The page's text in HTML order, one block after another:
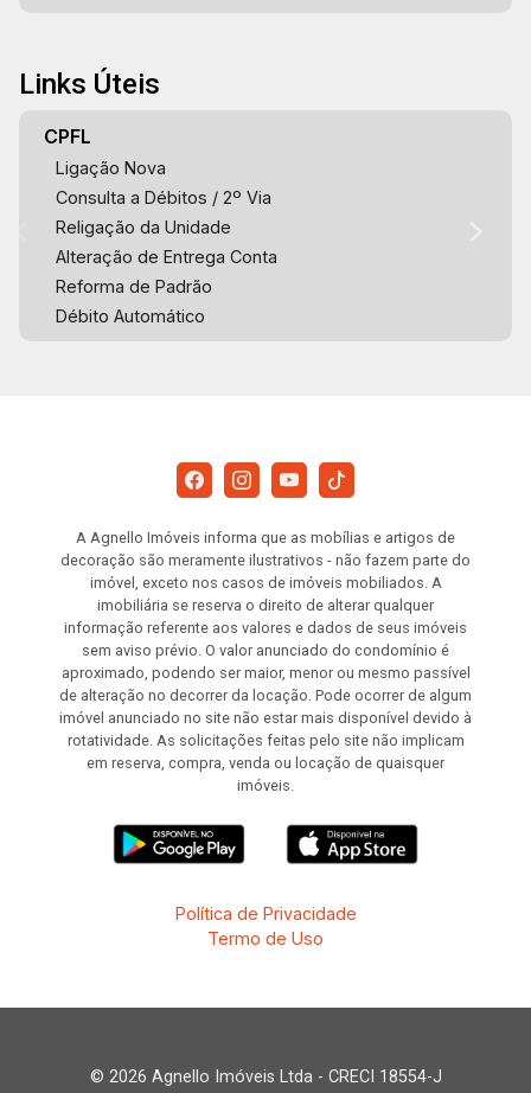
Links Úteis
CPFL
Ligação Nova
Consulta a Débitos / 2º Via
Religação da Unidade
Alteração de Entrega Conta
Reforma de Padrão
Débito Automático
A Agnello Imóveis informa que as mobílias e artigos de
decoração são meramente ilustrativos - não fazem parte do
imóvel, exceto nos casos de imóveis mobiliados. A
imobiliária se reserva o direito de alterar qualquer
informação referente aos valores e dados de seus imóveis
sem aviso prévio. O valor anunciado do condomínio é
aproximado, podendo ser maior, menor ou mesmo passível
de alteração no decorrer da locação. Pode ocorrer de algum
imóvel anunciado no site não estar mais disponível devido à
rotatividade. As solicitações feitas pelo site não implicam
em reserva, compra, venda ou locação de quaisquer
imóveis.
Política de Privacidade
Termo de Uso
© 2026 Agnello Imóveis Ltda - CRECI 18554-J